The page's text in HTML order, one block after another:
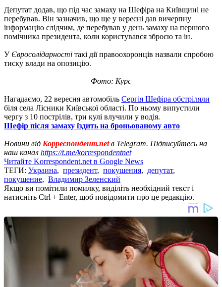
Депутат додав, що під час замаху на Шефіра на Київщині не
перебував. Він зазначив, що ще у вересні дав вичерпну
інформацію слідчим, де перебував у день замаху на першого
помічника президента, коли користувався зброєю та ін.
У Євросолідарності такі дії правоохоронців назвали спробою
тиску влади на опозицію.
Фото: Курс
Нагадаємо, 22 вересня автомобіль Сергія Шефіра обстріляли
біля села Лісники Київської області. По ньому випустили
чергу з 10 пострілів, три кулі влучили у водія.
Шефір після замаху їздить на броньованому авто
Новини від Корреспондент.netв Telegram. Підписуйтесь на
наш канал https://t.me/korrespondentnet
Читайте Korrespondent.net в Google News
ТЕГИ: Украина, президент, покушения, депутат,
покушение, Владимир Зеленский
Якщо ви помітили помилку, виділіть необхідний текст і
натисніть Ctrl + Enter, щоб повідомити про це редакцію.